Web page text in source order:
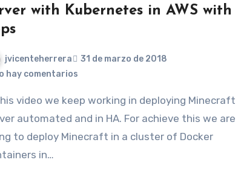
with Kubernetes in AWS with
jvicenteherrera
31 de marzo de 2018
hay comentarios
automated and in HA. For achieve this we are
to deploy Minecraft in a cluster of Docker
in…